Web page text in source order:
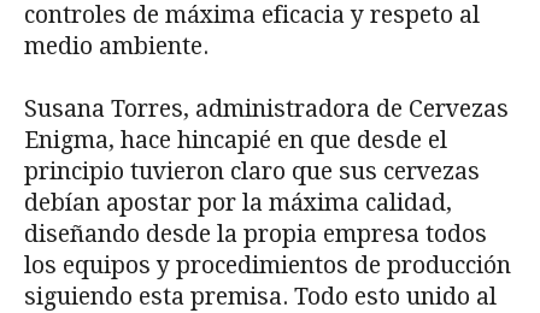
controles de máxima eficacia y respeto al
medio ambiente.
Susana Torres, administradora de Cervezas
Enigma, hace hincapié en que desde el
principio tuvieron claro que sus cervezas
debían apostar por la máxima calidad,
diseñando desde la propia empresa todos
los equipos y procedimientos de producción
siguiendo esta premisa. Todo esto unido al